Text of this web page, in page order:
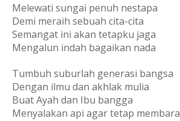
Melewati sungai penuh nestapa
Demi meraih sebuah cita-cita
Semangat ini akan tetapku jaga
Mengalun indah bagaikan nada
Tumbuh suburlah generasi bangsa
Dengan ilmu dan akhlak mulia
Buat Ayah dan Ibu bangga
Menyalakan api agar tetap membara